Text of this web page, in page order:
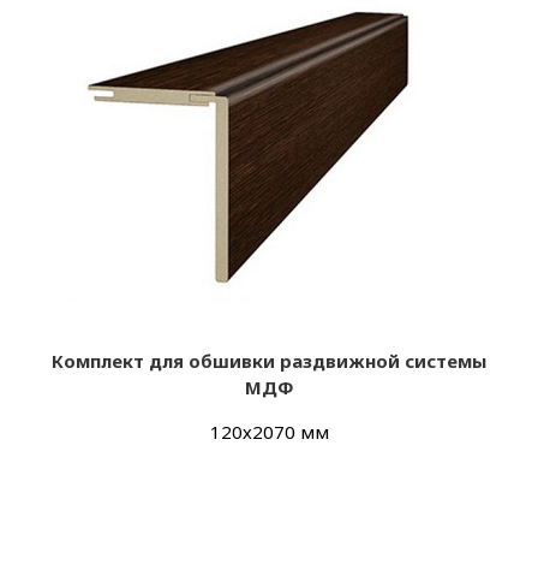
Комплект для обшивки раздвижной системы
МДФ
120х2070 мм